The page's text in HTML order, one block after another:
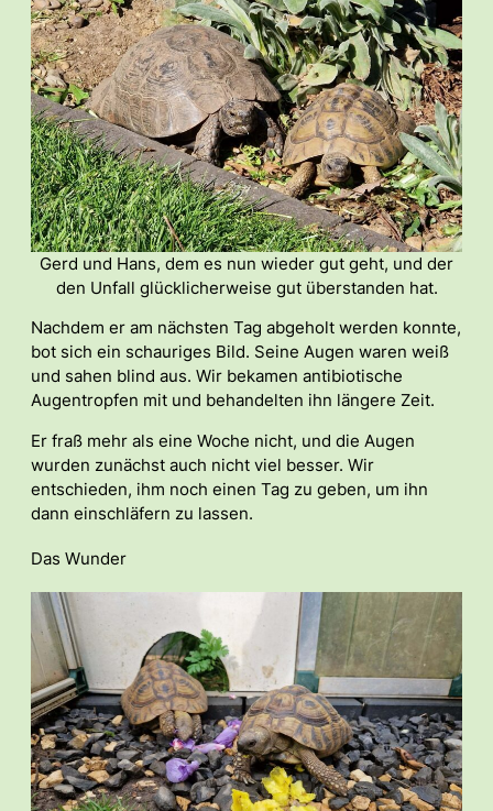
Gerd und Hans, dem es nun wieder gut geht, und der
den Unfall glücklicherweise gut überstanden hat.
Nachdem er am nächsten Tag abgeholt werden konnte,
bot sich ein schauriges Bild. Seine Augen waren weiß
und sahen blind aus. Wir bekamen antibiotische
Augentropfen mit und behandelten ihn längere Zeit.
Er fraß mehr als eine Woche nicht, und die Augen
wurden zunächst auch nicht viel besser. Wir
entschieden, ihm noch einen Tag zu geben, um ihn
dann einschläfern zu lassen.
Das Wunder